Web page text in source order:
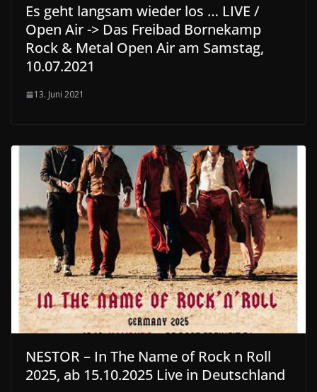
Es geht langsam wieder los … LIVE /
Open Air -> Das Freibad Bornekamp
Rock & Metal Open Air am Samstag,
10.07.2021
13. Juni 2021
NESTOR – In The Name of Rock n Roll
2025, ab 15.10.2025 Live in Deutschland